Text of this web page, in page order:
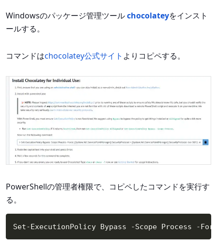
Windowsのパッケージ管理ツールchocolateyをインスト
ールする。
コマンドはchocolatey公式サイト よりコピペする。
PowerShellの管理者権限で、コピペしたコマンドを実行す
る。
Set-ExecutionPolicy Bypass -Scope Process -